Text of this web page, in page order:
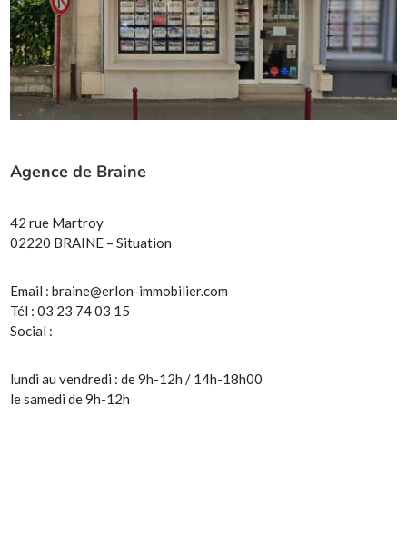
Agence de Braine
42 rue Martroy
02220 BRAINE – Situation
Email :braine@erlon-immobilier.com
Tél : 03 23 74 03 15
Social :
lundi au vendredi : de 9h-12h / 14h-18h00
le samedi de 9h-12h